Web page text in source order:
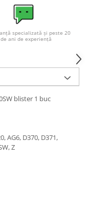
specializată și peste 20
de ani de experiență
blister 1 buc
AG6, D370, D371,
Z